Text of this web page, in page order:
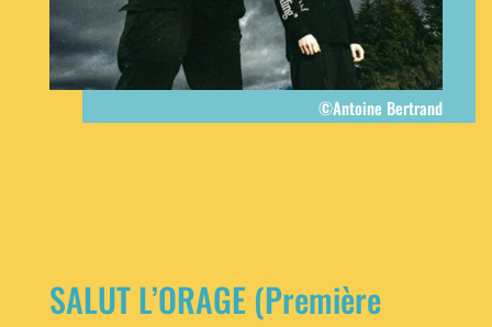
©Antoine Bertrand
SALUT L’ORAGE (Première